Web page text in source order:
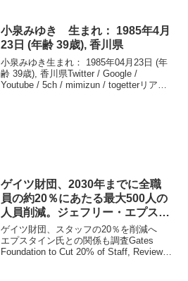
が、2026年2月16日に退任を発表しまし
た。この決定は、性犯...
小泉みゆき 生まれ： 1985年4月
23日 (年齢 39歳), 香川県
小泉みゆき生まれ： 1985年04月23日 (年
齢 39歳), 香川県Twitter / Google /
Youtube / 5ch / mimizun / togetterリアル
ゲイツ財団、2030年までに全職
員の約20％にあたる最大500人の
人員削減。ジェフリー・エプスタ
インとの関わりについて外部機関
による調査を開始
ゲイツ財団、スタッフの20％を削減へ
エプスタイン氏との関係も調査Gates
Foundation to Cut 20% of Staff, Review